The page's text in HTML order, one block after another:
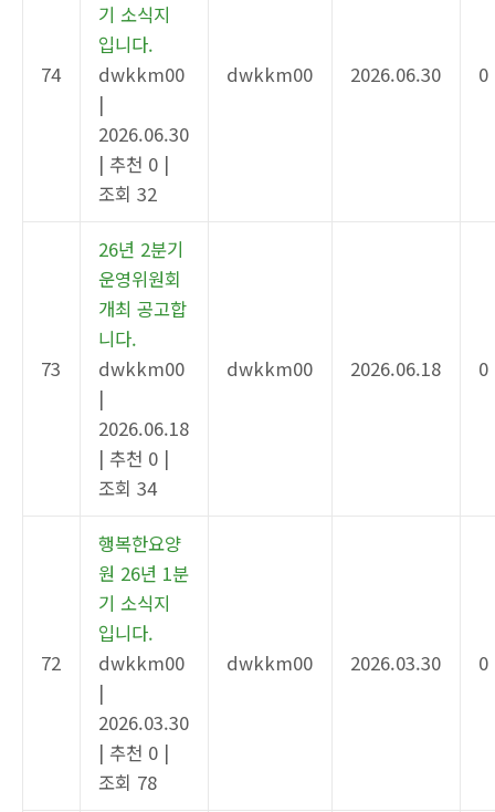
74
기 소식지
입니다.
dwkkm00
|
2026.06.30
| 추천 0 |
조회 32
dwkkm00 2026.06.30 0
73
26년 2분기
운영위원회
개최 공고합
니다.
dwkkm00
|
2026.06.18
| 추천 0 |
조회 34
dwkkm00 2026.06.18 0
72
행복한요양
원 26년 1분
기 소식지
입니다.
dwkkm00
|
2026.03.30
| 추천 0 |
조회 78
dwkkm00 2026.03.30 0